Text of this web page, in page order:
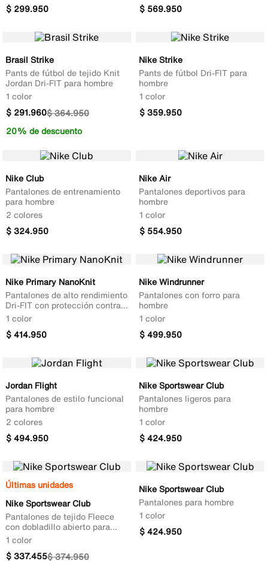
$ 299.950
$ 569.950
Brasil Strike
Pants de fútbol de tejido Knit
Jordan Dri-FIT para hombre
1 color
$364.950
$ 291.960
20% de descuento
Nike Strike
Pants de fútbol Dri-FIT para
hombre
1 color
$359.950
Nike Club
Pantalones de entrenamiento
para hombre
2 colores
$324.950
Nike Air
Pantalones deportivos para
hombre
1 color
$ 554.950
Nike Primary NanoKnit
Pantalones de alto rendimiento
Dri-FIT con protección contra
los rayos UV para hombre
1 color
$414.950
Nike Windrunner
Pantalones con forro para
hombre
1 color
$499.950
Jordan Flight
Pantalones de estilo funcional
para hombre
2 colores
$494.950
Nike Sportswear Club
Pantalones ligeros para
hombre
1 color
$424.950
Últimas unidades
Nike Sportswear Club
Pantalones de tejido Fleece
con dobladillo abierto para
hombre
1 color
$374.950
$337.455
Nike Sportswear Club
Pantalones para hombre
1 color
$424.950